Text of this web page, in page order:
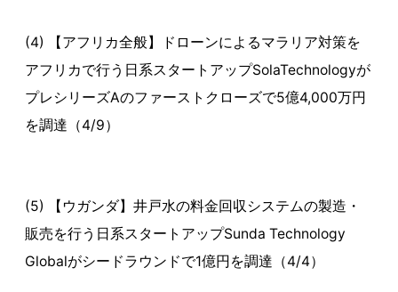
(4) 【アフリカ全般】ドローンによるマラリア対策を
アフリカで行う日系スタートアップSolaTechnologyが
プレシリーズAのファーストクローズで5億4,000万円
を調達（4/9）
(5) 【ウガンダ】井戸水の料金回収システムの製造・
販売を行う日系スタートアップSunda Technology
Globalがシードラウンドで1億円を調達（4/4）